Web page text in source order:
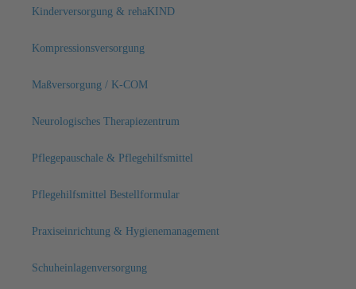
Kinderversorgung & rehaKIND
Kompressionsversorgung
Maßversorgung / K-COM
Neurologisches Therapiezentrum
Pflegepauschale & Pflegehilfsmittel
Pflegehilfsmittel Bestellformular
Praxiseinrichtung & Hygienemanagement
Schuheinlagenversorgung